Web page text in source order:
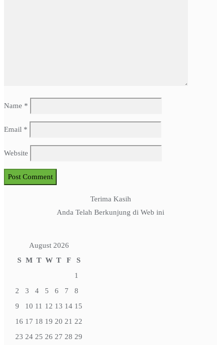
Name *
Email *
Website
Terima Kasih
Anda Telah Berkunjung di Web ini
August 2026
S M T W T F
S
1
2
3 4 5 6 7
8
9
10 11 12 13 14 15
16 17 18 19 20 21 22
23 24 25 26 27 28 29